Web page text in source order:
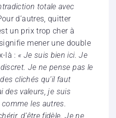
totale avec
d’autres, quitter
un prix trop cher à
mener une double
là : « Je suis bien ici. Je
Je ne pense pas le
clichés qu’il faut
des valeurs, je suis
les autres.
d’être fidèle. Je ne